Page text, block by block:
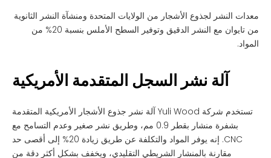
معدات النشر لجذوع الأشجار من الولايات المتحدة ومنشآة النشر الثانوية
من تايوان مع النشر الدقيق وتوفير السطح الأملس بنسبة 20% من
المواد.
آلة نشر السجل المتقدمة الأمريكية
تستخدم شركة Yuli Wood آلة نشر جذوع الأشجار الأمريكية المتقدمة
بشفرة منشار بقطر 0.9 مم، وطريق نشر صغير وعدم التسامح مع
CNC. إنه يوفر المواد والتكلفة عن طريق زيادة 20% إلى أقصى حد
مقارنة بالمنشار الشريطي التقليدي، ويخفف بشكل أكثر دقة من